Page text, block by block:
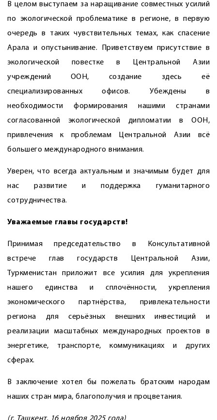
В целом выступаем за наращивание совместных усилий
по экологической проблематике в регионе, в первую
очередь в таких чувствительных темах, как спасение
Арала и опустынивание. Приветствуем присутствие в
экологической повестке в Центральной Азии
учреждений ООН, создание здесь её
специализированных офисов. Убеждены в
необходимости формирования нашими странами
согласованной экологической дипломатии в ООН,
привлечения к проблемам Центральной Азии всё
большего международного внимания.
Уверен, что всегда актуальным и значимым будет для
нас развитие и поддержка гуманитарного
сотрудничества.
Уважаемые главы государств!
Принимая председательство в Консультативной
встрече глав государств Центральной Азии,
Туркменистан приложит все усилия для укрепления
нашего единства и сплочённости, укрепления
экономического партнёрства, привлекательности
региона для серьёзных внешних инвестиций и
реализации масштабных международных проектов в
энергетике, транспорте, коммуникациях и других
сферах.
В заключение хотел бы пожелать братским народам
наших стран мира, благополучия и процветания.